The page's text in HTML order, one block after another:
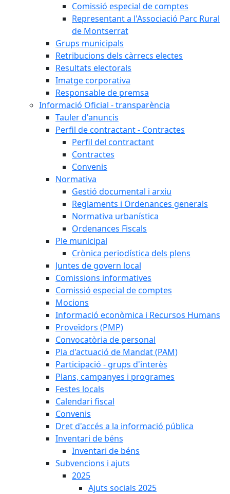
Comissió especial de comptes
Representant a l'Associació Parc Rural
de Montserrat
Grups municipals
Retribucions dels càrrecs electes
Resultats electorals
Imatge corporativa
Responsable de premsa
Informació Oficial - transparència
Tauler d'anuncis
Perfil de contractant - Contractes
Perfil del contractant
Contractes
Convenis
Normativa
Gestió documental i arxiu
Reglaments i Ordenances generals
Normativa urbanística
Ordenances Fiscals
Ple municipal
Crònica periodística dels plens
Juntes de govern local
Comissions informatives
Comissió especial de comptes
Mocions
Informació econòmica i Recursos Humans
Proveïdors (PMP)
Convocatòria de personal
Pla d'actuació de Mandat (PAM)
Participació - grups d'interès
Plans, campanyes i programes
Festes locals
Calendari fiscal
Convenis
Dret d'accés a la informació pública
Inventari de béns
Inventari de béns
Subvencions i ajuts
2025
Ajuts socials 2025